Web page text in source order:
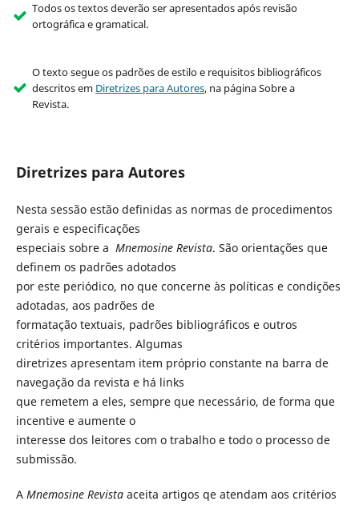
Todos os textos deverão ser apresentados após revisão
ortográfica e gramatical.
O texto segue os padrões de estilo e requisitos bibliográficos
descritos em Diretrizes para Autores, na página Sobre a
Revista.
Diretrizes para Autores
Nesta sessão estão definidas as normas de procedimentos
gerais e especificações
especiais sobre a Mnemosine Revista. São orientações que
definem os padrões adotados
por este periódico, no que concerne às políticas e condições
adotadas, aos padrões de
formatação textuais, padrões bibliográficos e outros
critérios importantes. Algumas
diretrizes apresentam item próprio constante na barra de
navegação da revista e há links
que remetem a eles, sempre que necessário, de forma que
incentive e aumente o
interesse dos leitores com o trabalho e todo o processo de
submissão.
A Mnemosine Revistaaceita artigos qe atendam aos critérios